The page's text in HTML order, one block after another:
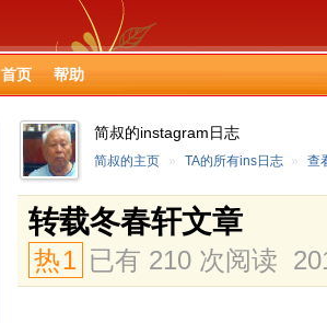
首页 帮助
简叔的instagram日志
简叔的主页 » TA的所有ins日志 » 查
转载冬春轩文章
热1 已有 210 次阅读